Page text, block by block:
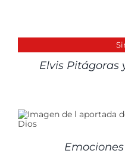
Elvis Pitágoras